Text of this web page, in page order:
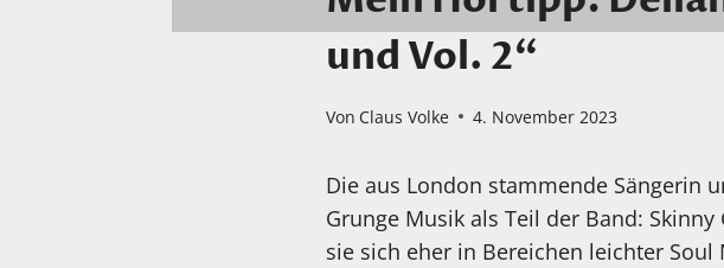
und Vol. 2“
Von Claus Volke 4. November 2023
Die aus London stammende Sängerin
Grunge Musik als Teil der Band:
sie sich eher in Bereichen leichter